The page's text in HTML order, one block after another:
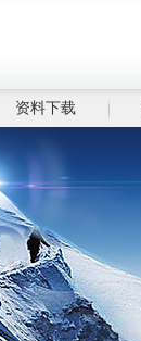
资料下载